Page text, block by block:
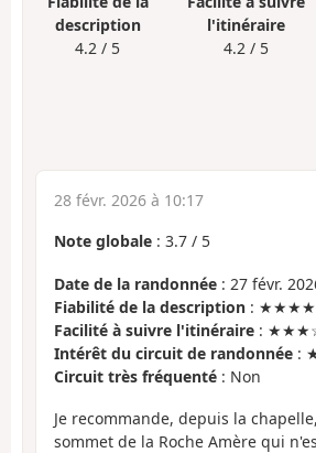
description
4.2 / 5
l'itinéraire
4.2 / 5
28 févr. 2026 à 10:17
Note globale : 3.7 / 5
Date de la randonnée : 27 févr.
Fiabilité de la description :
Facilité à suivre l'itinéraire :
Intérêt du circuit de randonnée :
Circuit très fréquenté : Non
Je recommande, depuis la
sommet de la Roche Amère qui